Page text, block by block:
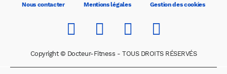
Nous contacter Mentions légales Gestion des cookies
Copyright © Docteur-Fitness - TOUS DROITS RÉSERVÉS